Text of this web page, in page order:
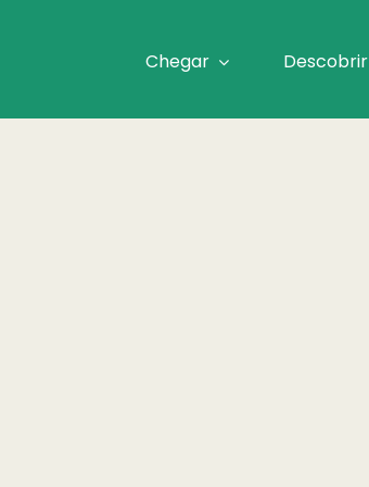
Chegar Descobrir